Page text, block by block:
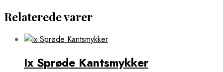
Relaterede varer
Ix Sprøde Kantsmykker